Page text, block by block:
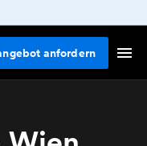
anfordern